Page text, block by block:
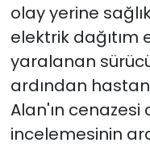
olay yerine
elektrik dağıtım
yaralanan
ardından
Alan'ın cenazesi
incelemesinin